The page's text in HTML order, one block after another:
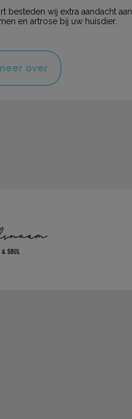
besteden wij extra aandacht aan
en artrose bij uw huisdier.
over